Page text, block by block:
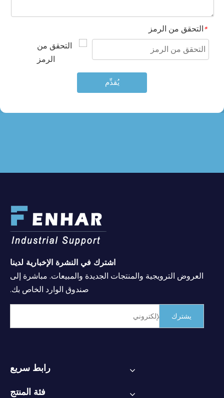
* التحقق من الرمز
يُقدِّم
اشترك في النشرة الإخبارية لدينا
العروض الترويجية والمنتجات الجديدة والمبيعات. مباشرة إلى
صندوق الوارد الخاص بك.
يشترك
رابط سريع
فئة المنتج